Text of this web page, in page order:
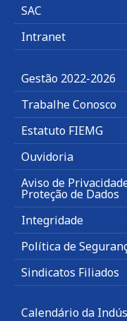
SAC
Intranet
Gestão 2022-2026
Trabalhe Conosco
Estatuto FIEMG
Ouvidoria
Aviso de
Proteção de Dados
Integridade
Política de
Sindicatos Filiados
Calendário da